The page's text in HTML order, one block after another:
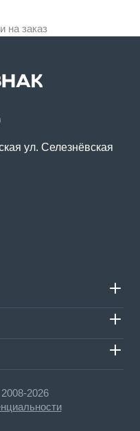
на заказ
ул. Селезнёвская
2026